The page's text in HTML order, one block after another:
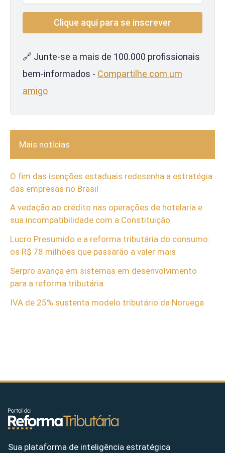
🔗 Junte-se a mais de 100.000 profissionais
bem-informados - Compartilhe com um
amigo
Mais notícias
O fim das isenções estaduais redesenha a estratégia
das empresas no Brasil
A vedação ao crédito nas operações de hotelaria e
sua incompatibilidade com a Constituição
Lucro Presumido e a reforma tributária do consumo:
os R$ 78 milhões que passarão a valer mais
Serpro avança em sistemas em desenvolvimento
para a reforma tributária
IVA de 25% sustenta modelo tributário da Noruega
Sua plataforma de inteligência estratégica